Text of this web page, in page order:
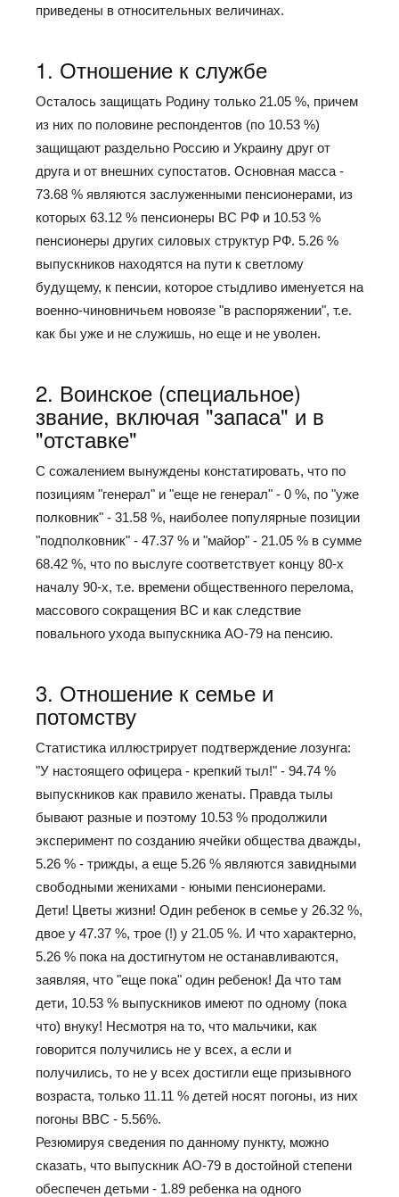
приведены в относительных величинах.
1. Отношение к службе
Осталось защищать Родину только 21.05 %, причем
из них по половине респондентов (по 10.53 %)
защищают раздельно Россию и Украину друг от
друга и от внешних супостатов. Основная масса -
73.68 % являются заслуженными пенсионерами, из
которых 63.12 % пенсионеры ВС РФ и 10.53 %
пенсионеры других силовых структур РФ. 5.26 %
выпускников находятся на пути к светлому
будущему, к пенсии, которое стыдливо именуется на
военно-чиновничьем новоязе "в распоряжении", т.е.
как бы уже и не служишь, но еще и не уволен.
2. Воинское (специальное)
звание, включая "запаса" и в
"отставке"
С сожалением вынуждены констатировать, что по
позициям "генерал" и "еще не генерал" - 0 %, по "уже
полковник" - 31.58 %, наиболее популярные позиции
"подполковник" - 47.37 % и "майор" - 21.05 % в сумме
68.42 %, что по выслуге соответствует концу 80-х
началу 90-х, т.е. времени общественного перелома,
массового сокращения ВС и как следствие
повального ухода выпускника АО-79 на пенсию.
3. Отношение к семье и
потомству
Статистика иллюстрирует подтверждение лозунга:
"У настоящего офицера - крепкий тыл!" - 94.74 %
выпускников как правило женаты. Правда тылы
бывают разные и поэтому 10.53 % продолжили
эксперимент по созданию ячейки общества дважды,
5.26 % - трижды, а еще 5.26 % являются завидными
свободными женихами - юными пенсионерами.
Дети! Цветы жизни! Один ребенок в семье у 26.32 %,
двое у 47.37 %, трое (!) у 21.05 %. И что характерно,
5.26 % пока на достигнутом не останавливаются,
заявляя, что "еще пока" один ребенок! Да что там
дети, 10.53 % выпускников имеют по одному (пока
что) внуку! Несмотря на то, что мальчики, как
говорится получились не у всех, а если и
получились, то не у всех достигли еще призывного
возраста, только 11.11 % детей носят погоны, из них
погоны ВВС - 5.56%.
Резюмируя сведения по данному пункту, можно
сказать, что выпускник АО-79 в достойной степени
обеспечен детьми - 1.89 ребенка на одного